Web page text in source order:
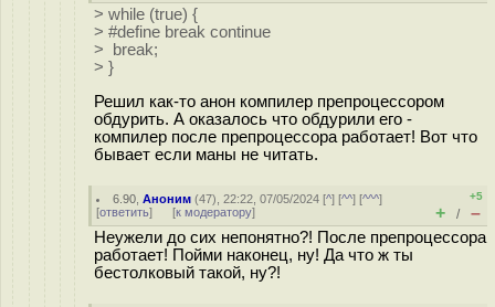
> while (true) {
> #define break continue
> break;
> }
Решил как-то анон компилер препроцессором
обдурить. А оказалось что обдурили его -
компилер после препроцессора работает! Вот что
бывает если маны не читать.
6.90 ,Аноним (47), 22:22, 07/05/2024 [^] [^^] [^^^]
[ответить] [к модератору]
+5
+ / –
Неужели до сих непонятно?! После препроцессора
работает! Пойми наконец, ну! Да что ж ты
бестолковый такой, ну?!